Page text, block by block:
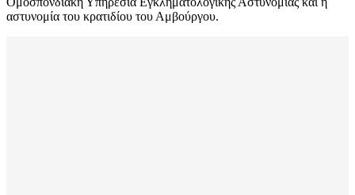
αστυνομία του κρατιδίου του Αμβούργου.